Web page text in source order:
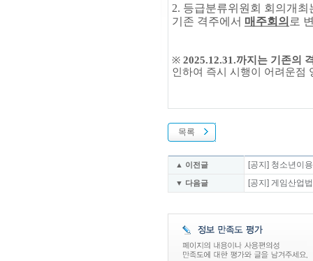
2. 등급분류위원회 회의개
기존 격주에서 매주회의 로
※ 2025.12.31.까지는 기존의
인하여 즉시 시행이 어려운점
목록
▲ 이전글 [공지] 청소년이
▼ 다음글 [공지] 게임산업